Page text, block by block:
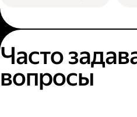
Часто
вопросы